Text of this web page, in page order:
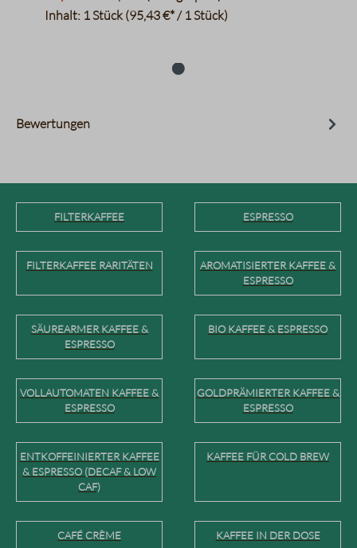
Inhalt: 1 Stück(95,43 €* / 1 Stück)
Bewertungen
FILTERKAFFEE ESPRESSO
FILTERKAFFEE RARITÄTEN
AROMATISIERTER KAFFEE &
ESPRESSO
SÄUREARMER KAFFEE &
ESPRESSO
BIO KAFFEE & ESPRESSO
VOLLAUTOMATEN KAFFEE &
ESPRESSO
GOLDPRÄMIERTER KAFFEE &
ESPRESSO
ENTKOFFEINIERTER KAFFEE
& ESPRESSO (DECAF & LOW
CAF)
KAFFEE FÜR COLD BREW
CAFÉ CRÈME KAFFEE IN DER DOSE